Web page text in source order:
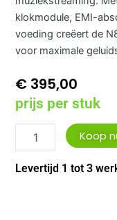
klokmodule, EMI-
voeding creëert de
voor maximale
€ 395,00
prijs per stuk
Angel
N8
Koop
Levertijd 1 tot 3